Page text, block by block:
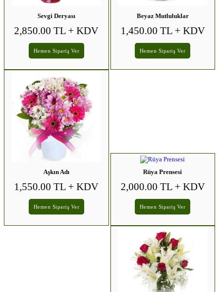
Sevgi Deryası
2,850.00 TL + KDV
Hemen Sipariş Ver
Beyaz Mutluluklar
1,450.00 TL + KDV
Hemen Sipariş Ver
Aşkın Adı
1,550.00 TL + KDV
Hemen Sipariş Ver
Rüya Prensesi
2,000.00 TL + KDV
Hemen Sipariş Ver